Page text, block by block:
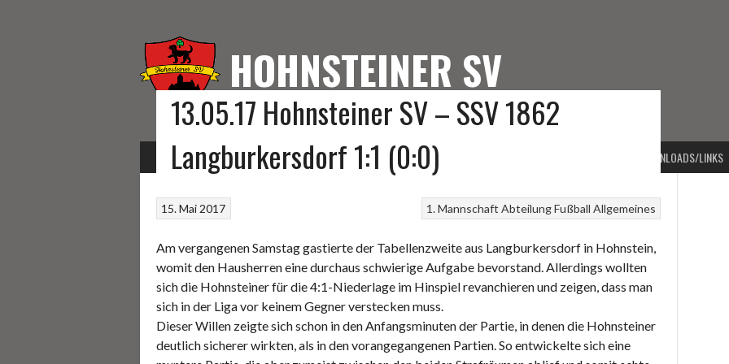
HOHNSTEINER SV
HOMEPAGE DES HOHNSTEINER SV
START FUSSBALL KEGELN SONSTIGE SPORTARTEN VORSTAND DOWNLOADS/LINKS
13.05.17 Hohnsteiner SV – SSV 1862
Langburkersdorf 1:1 (0:0)
1. Mannschaft Abteilung Fußball Allgemeines
15. Mai 2017
Am vergangenen Samstag gastierte der Tabellenzweite aus Langburkersdorf in Hohnstein,
womit den Hausherren eine durchaus schwierige Aufgabe bevorstand. Allerdings wollten
sich die Hohnsteiner für die 4:1-Niederlage im Hinspiel revanchieren und zeigen, dass man
sich in der Liga vor keinem Gegner verstecken muss.
Dieser Willen zeigte sich schon in den Anfangsminuten der Partie, in denen die Hohnsteiner
deutlich sicherer wirkten, als in den vorangegangenen Partien. So entwickelte sich eine